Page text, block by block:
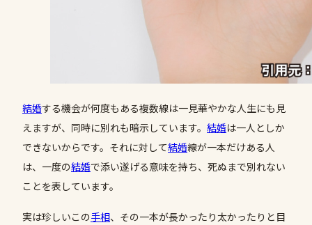
結婚する機会が何度もある複数線は一見華やかな人生にも見
えますが、同時に別れも暗示しています。 結婚は一人としか
できないからです。それに対して結婚線が一本だけある人
は、一度の結婚で添い遂げる意味を持ち、死ぬまで別れない
ことを表しています。
実は珍しいこの手相、その一本が長かったり太かったりと目